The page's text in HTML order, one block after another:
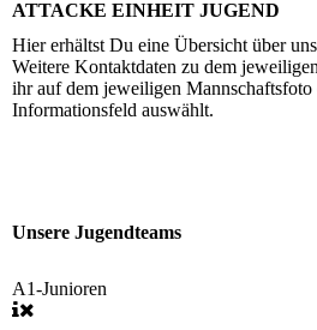
ATTACKE EINHEIT JUGEND
Hier erhältst Du eine Übersicht über
Weitere Kontaktdaten zu dem
ihr auf dem jeweiligen Mannschaftsfoto
Informationsfeld auswählt.
Unsere Jugendteams
A1-Junioren